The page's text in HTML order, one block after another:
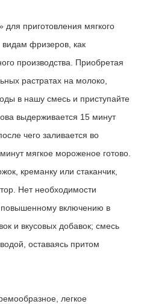
приготовления мягкого
видам фризеров, как
производства. Приобретая
растратах на молоко,
в нашу смесь и приступайте
выдерживается 15 минут
чего заливается во
мягкое мороженое готово.
креманку или стаканчик,
Нет необходимости
включению в
и вкусовых добавок; смесь
оставаясь притом
легкое